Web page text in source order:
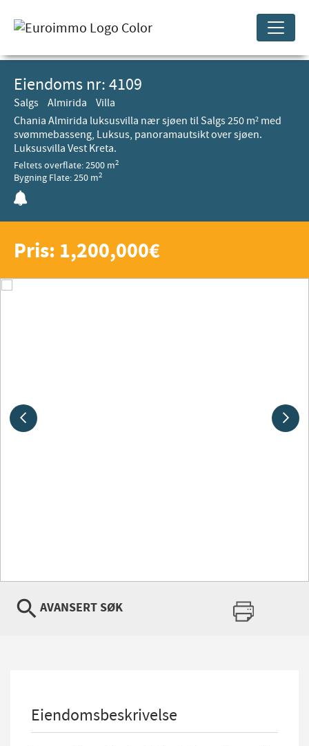
Eiendoms nr: 4109
Salgs Almirida
Villa
Chania Almirida luksusvilla nær sjøen til Salgs 250 m² med
svømmebasseng, Luksus, panoramautsikt over sjøen.
Luksusvilla Vest Kreta.
Feltets overflate: 2500 m2
Bygning Flate: 250 m2
Pris: 1,200,000€
AVANSERT SØK
Eiendomsbeskrivelse